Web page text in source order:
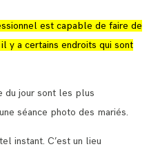
est capable de faire de
y a certains endroits qui sont
du jour sont les plus
séance photo des mariés.
instant. C’est un lieu